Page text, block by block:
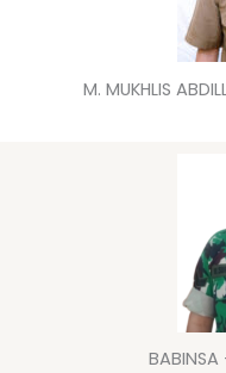
M. MUKHLIS
BABINSA